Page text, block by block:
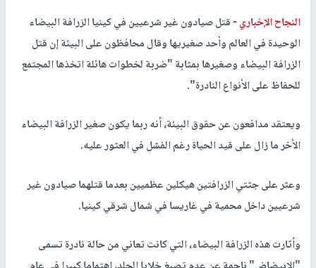
النجاح الإخباري -قتل صيادون غير شرعيين في كينيا الزرافة البيضاء
الوحيدة في العالم وأحد صغيريها وقال محافظون على البيئة إن قتل
الزرافة البيضاء وصغيرها بمثابة "ضربة لخطوات هائلة اتخذها المجتمع
للحفاظ على الأنواع النادرة".
ويعتقد مدافعون عن حقوق البيئة، أنه ربما يكون صغير الزرافة البيضاء
الأخر ما زال على قيد الحياة رغم الفشل في العثور عليه.
وعثر على جثتي الزرافتين هيكلين عظميين بعدما قتلهما صيادون غير
شرعيين داخل محمية في غاريسا في شمال شرقي كينيا.
وأثارت هذه الزرافة البيضاء، التي كانت تعاني من حالة نادرة تسمى